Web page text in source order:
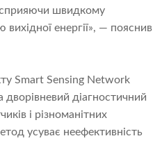
швидкому
енергії», — пояснив
Smart Sensing Network
діагностичний
і різноманітних
усуває неефективність